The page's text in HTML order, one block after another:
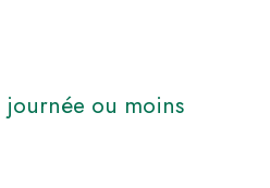
journée ou moins